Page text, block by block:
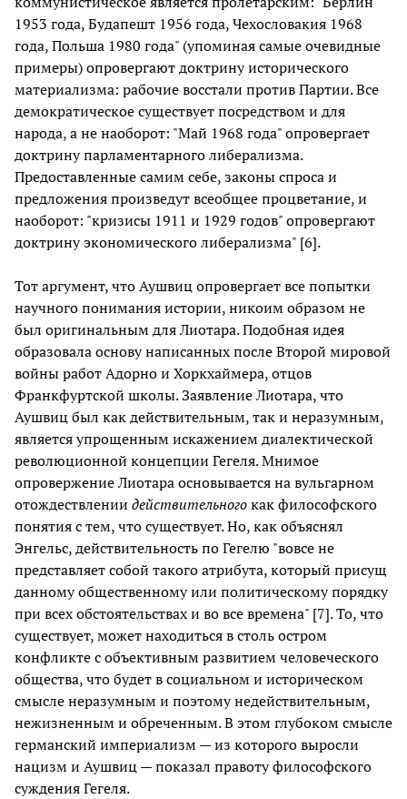
1953 года, Будапешт 1956 года, Чехословакия 1968
года, Польша 1980 года" (упоминая самые очевидные
примеры) опровергают доктрину исторического
материализма: рабочие восстали против Партии. Все
демократическое существует посредством и для
народа, а не наоборот: "Май 1968 года" опровергает
доктрину парламентарного либерализма.
Предоставленные самим себе, законы спроса и
предложения произведут всеобщее процветание, и
наоборот: "кризисы 1911 и 1929 годов" опровергают
доктрину экономического либерализма" [6].
Тот аргумент, что Аушвиц опровергает все попытки
научного понимания истории, никоим образом не
был оригинальным для Лиотара. Подобная идея
образовала основу написанных после Второй мировой
войны работ Адорно и Хоркхаймера, отцов
Франкфуртской школы. Заявление Лиотара, что
Аушвиц был как действительным, так и неразумным,
является упрощенным искажением диалектической
революционной концепции Гегеля. Мнимое
опровержение Лиотара основывается на вульгарном
отождествлении действительногокак философского
понятия с тем, что существует. Но, как объяснял
Энгельс, действительность по Гегелю "вовсе не
представляет собой такого атрибута, который присущ
данному общественному или политическому порядку
при всех обстоятельствах и во все времена" [7]. То, что
существует, может находиться в столь остром
конфликте с объективным развитием человеческого
общества, что будет в социальном и историческом
смысле неразумным и поэтому недействительным,
нежизненным и обреченным. В этом глубоком смысле
германский империализм — из которого выросли
нацизм и Аушвиц — показал правоту философского
суждения Гегеля.